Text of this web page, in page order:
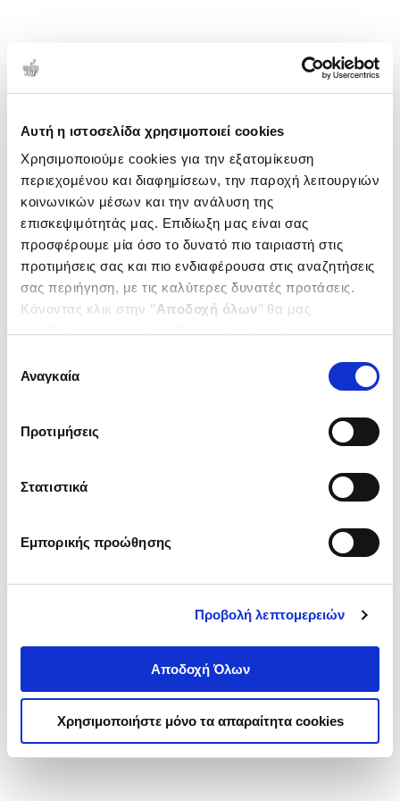
Αυτή η ιστοσελίδα χρησιμοποιεί cookies
Χρησιμοποιούμε cookies για την εξατομίκευση
περιεχομένου και διαφημίσεων, την παροχή λειτουργιών
κοινωνικών μέσων και την ανάλυση της
επισκεψιμότητάς μας. Επιδίωξη μας είναι σας
προσφέρουμε μία όσο το δυνατό πιο ταιριαστή στις
προτιμήσεις σας και πιο ενδιαφέρουσα στις αναζητήσεις
σας περιήγηση, με τις καλύτερες δυνατές προτάσεις.
Κάνοντας κλικ στην ‘’Αποδοχή όλων’’ θα μας
ενδιαφέρουν και να επιλέξετε από τα παρακάτω με την
΄΄και να ενημερωθείτε σχετικά με
συγκατάθεσης
Αναγκαία
Προτιμήσεις
Στατιστικά
Εμπορικής προώθησης
Προβολή λεπτομερειών
Αποδοχή Όλων
Χρησιμοποιήστε μόνο τα απαραίτητα cookies